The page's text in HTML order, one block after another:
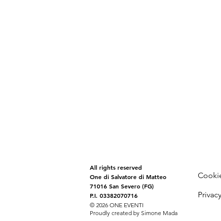
All rights reserved
One di Salvatore di Matteo
71016 San Severo (FG)
P.I. 03382070716
© 2026 ONE EVENTI
Proudly created by Simone Mada